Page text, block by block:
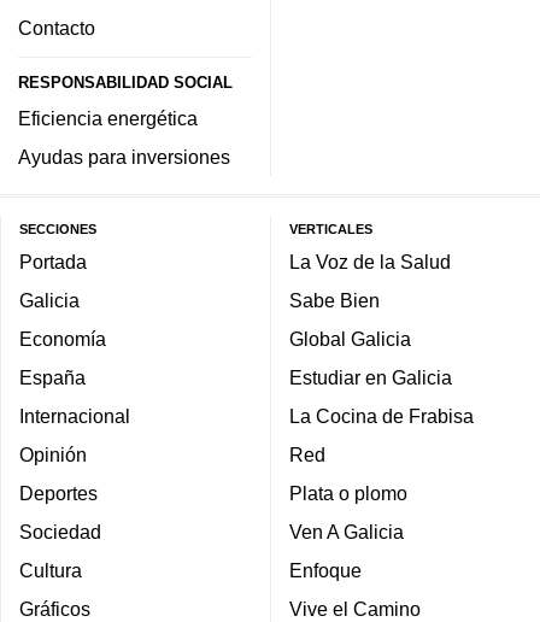
Contacto
RESPONSABILIDAD SOCIAL
Eficiencia energética
Ayudas para inversiones
SECCIONES
Portada
Galicia
Economía
España
Internacional
Opinión
Deportes
Sociedad
Cultura
Gráficos
VERTICALES
La Voz de la Salud
Sabe Bien
Global Galicia
Estudiar en Galicia
La Cocina de Frabisa
Red
Plata o plomo
Ven A Galicia
Enfoque
Vive el Camino